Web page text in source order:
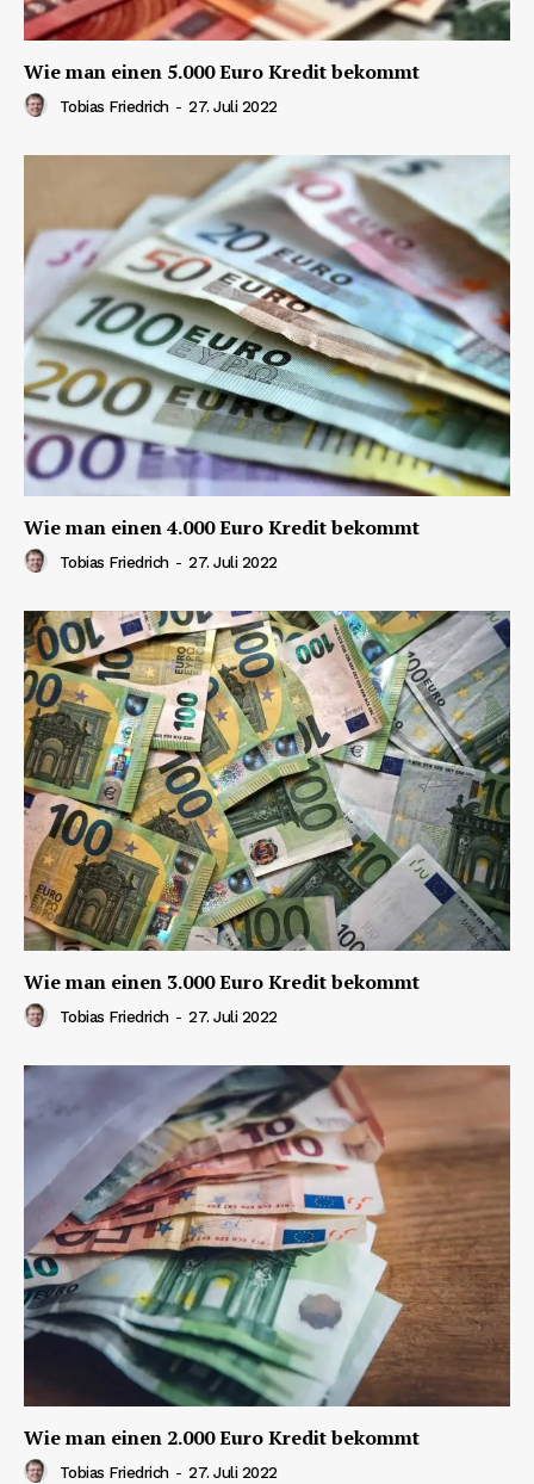
Wie man einen 5.000 Euro Kredit bekommt
Tobias Friedrich - 27. Juli 2022
Wie man einen 4.000 Euro Kredit bekommt
Tobias Friedrich - 27. Juli 2022
Wie man einen 3.000 Euro Kredit bekommt
Tobias Friedrich - 27. Juli 2022
Wie man einen 2.000 Euro Kredit bekommt
Tobias Friedrich - 27. Juli 2022